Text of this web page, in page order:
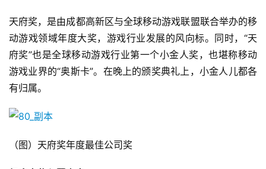
天府奖，是由成都高新区与全球移动游戏联盟联合举办的移
动游戏领域年度大奖，游戏行业发展的风向标。同时，“天
府奖”也是全球移动游戏行业第一个小金人奖，也堪称移动
游戏业界的“奥斯卡”。在晚上的颁奖典礼上，小金人儿都各
有归属。
（图）天府奖年度最佳公司奖